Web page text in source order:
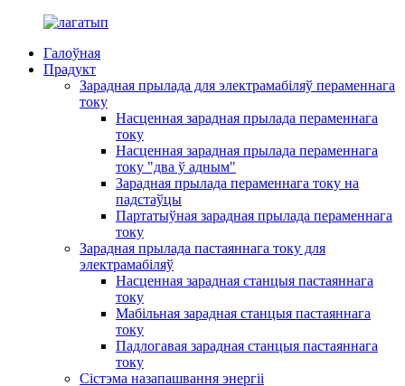
Галоўная
Прадукт
Зарадная прылада для электрамабіляў пераменнага
току
Насценная зарадная прылада пераменнага
току
Насценная зарадная прылада пераменнага
току "два ў адным"
Зарадная прылада пераменнага току на
падстаўцы
Партатыўная зарадная прылада пераменнага
току
Зарадная прылада пастаяннага току для
электрамабіляў
Насценная зарадная станцыя пастаяннага
току
Мабільная зарадная станцыя пастаяннага
току
Падлогавая зарадная станцыя пастаяннага
току
Сістэма назапашвання энергіі